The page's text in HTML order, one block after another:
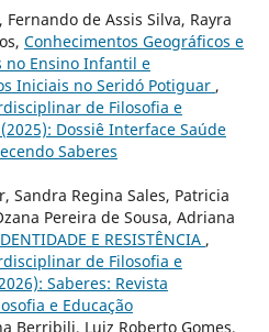
de Assis Silva, Rayra
Conhecimentos Geográficos e
no Ensino Infantil e
Iniciais no Seridó Potiguar ,
de Filosofia e
Dossiê Interface Saúde
Saberes
Sandra Regina Sales, Patricia
Pereira de Sousa, Adriana
E RESISTÊNCIA ,
de Filosofia e
Saberes: Revista
e Educação
Berribili, Luiz Roberto Gomes,